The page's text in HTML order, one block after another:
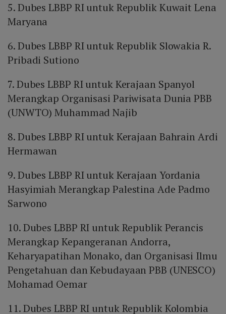
5. Dubes LBBP RI untuk Republik Kuwait Lena
Maryana
6. Dubes LBBP RI untuk Republik Slowakia R.
Pribadi Sutiono
7. Dubes LBBP RI untuk Kerajaan Spanyol
Merangkap Organisasi Pariwisata Dunia PBB
(UNWTO) Muhammad Najib
8. Dubes LBBP RI untuk Kerajaan Bahrain Ardi
Hermawan
9. Dubes LBBP RI untuk Kerajaan Yordania
Hasyimiah Merangkap Palestina Ade Padmo
Sarwono
10. Dubes LBBP RI untuk Republik Perancis
Merangkap Kepangeranan Andorra,
Keharyapatihan Monako, dan Organisasi Ilmu
Pengetahuan dan Kebudayaan PBB (UNESCO)
Mohamad Oemar
11. Dubes LBBP RI untuk Republik Kolombia